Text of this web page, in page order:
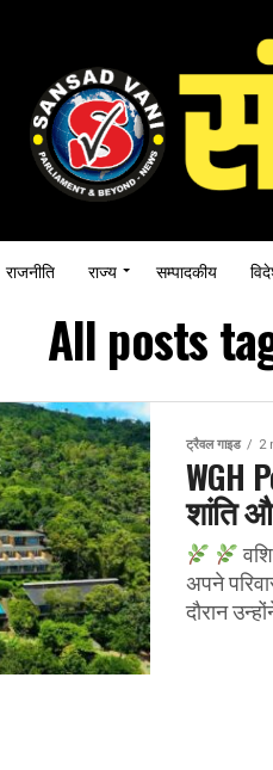
राजनीति राज्य सम्पादकीय
All posts
ट्रैवल गाइड 2
WGH
शांति
अपने
दौरान